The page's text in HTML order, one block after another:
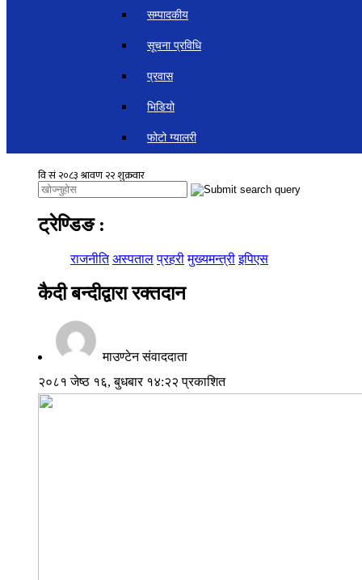
सम्पादकीय
सूचना प्रविधि
प्रवास
भिडियो
फोटो ग्यालरी
ट्रेण्डिङ :
राजनीति अस्पताल प्रहरी मुख्यमन्त्री इपिएस
कैदी बन्दीद्वारा रक्तदान
माउण्टेन संवाददाता
२०८१ जेष्ठ १६, बुधबार १४:२२ प्रकाशित